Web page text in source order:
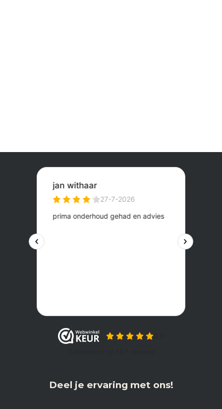
Deel je ervaring met ons!